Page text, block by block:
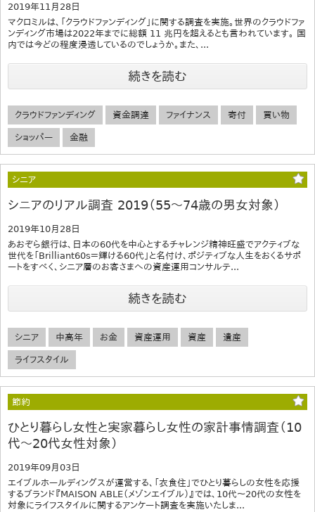
2019年11月28日
マクロミルは、「クラウドファンディング」に関する調査を実施。世界のクラウドファ
ンディング市場は2022年までに総額 11 兆円を超えるとも言われています。 国
内では今どの程度浸透しているのでしょうか。また、...
続きを読む
クラウドファンディング 資金調達 ファイナンス 寄付 買い物
ショッパー 金融
シニア
シニアのリアル調査 2019（55～74歳の男女対象）
2019年10月28日
あおぞら銀行は、日本の60代を中心とするチャレンジ精神旺盛でアクティブな
世代を「Brilliant60s＝輝ける60代」と名付け、ポジティブな人生をおくるサポ
ートをすべく、シニア層のお客さまへの資産運用コンサルテ...
続きを読む
シニア 中高年 お金 資産運用 資産 遺産
ライフスタイル
節約
ひとり暮らし女性と実家暮らし女性の家計事情調査（10
代～20代女性対象）
2019年09月03日
エイブルホールディングスが運営する、「衣食住」でひとり暮らしの女性を応援
するブランド『MAISON ABLE（メゾンエイブル）』では、10代～20代の女性を
対象にライフスタイルに関するアンケート調査を実施いたしま...